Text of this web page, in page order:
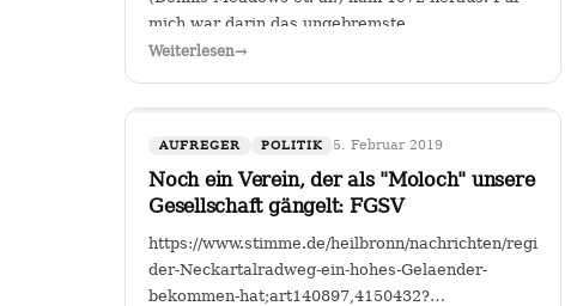
mich war darin das ungebremste
Bevölkerungswachstum als die größte
Weiterlesen→
AUFREGER POLITIK 5. Februar 2019
Noch ein Verein, der als "Moloch" unsere
Gesellschaft gängelt: FGSV
https://www.stimme.de/heilbronn/nachrichten/region/
der-Neckartalradweg-ein-hohes-Gelaender-
bekommen-hat;art140897,4150432?